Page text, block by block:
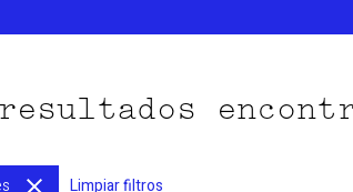
Limpiar filtros